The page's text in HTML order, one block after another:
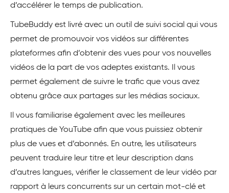
d’accélérer le temps de publication.
TubeBuddy est livré avec un outil de suivi social qui vous
permet de promouvoir vos vidéos sur différentes
plateformes afin d’obtenir des vues pour vos nouvelles
vidéos de la part de vos adeptes existants. Il vous
permet également de suivre le trafic que vous avez
obtenu grâce aux partages sur les médias sociaux.
Il vous familiarise également avec les meilleures
pratiques de YouTube afin que vous puissiez obtenir
plus de vues et d’abonnés. En outre, les utilisateurs
peuvent traduire leur titre et leur description dans
d’autres langues, vérifier le classement de leur vidéo par
rapport à leurs concurrents sur un certain mot-clé et